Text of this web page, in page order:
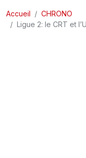
LIGUE 2
Accueil
CHRONO
Ligue 2: le CRT et